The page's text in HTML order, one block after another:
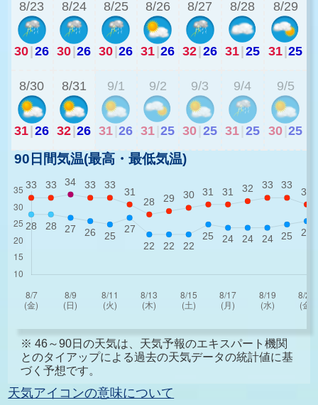
8/23
30|26
8/24
30|26
8/25
30|26
8/26
31|26
8/27
32|26
8/28
31|25
8/29
31|25
8/30
31|26
8/31
32|26
9/1
31 26
9/2
31 25
9/3
30 25
9/4
31 25
9/5
30 25
90日間気温(最高・最低気温)
※ 46～90日の天気は、天気予報のエキスパート機関
とのタイアップによる過去の天気データの統計値に基
づく予想です。
天気アイコンの意味について